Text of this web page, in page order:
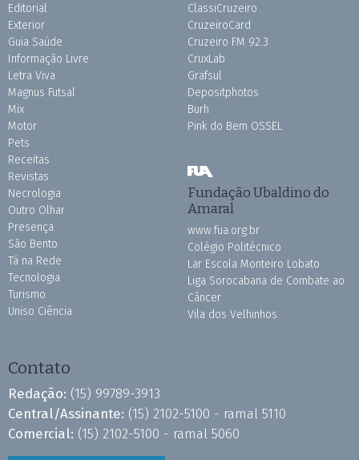
Editorial
Exterior
Guia Saúde
Informação Livre
Letra Viva
Magnus Futsal
Mix
Motor
Pets
Receitas
Revistas
Necrologia
Outro Olhar
Presença
São Bento
Tá na Rede
Tecnologia
Turismo
Uniso Ciência
ClassiCruzeiro
CruzeiroCard
Cruzeiro FM 92.3
CruxLab
Grafsul
Depositphotos
Burh
Pink do Bem OSSEL
Fundação Ubaldino do
Amaral
www.fua.org.br
Colégio Politécnico
Lar Escola Monteiro Lobato
Liga Sorocabana de Combate ao
Câncer
Vila dos Velhinhos
Contato
Redação: (15) 99789-3913
Central/Assinante: (15) 2102-5100 - ramal 5110
Comercial: (15) 2102-5100 - ramal 5060